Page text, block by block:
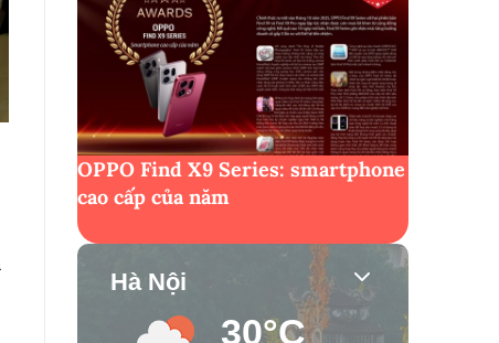
OPPO Find X9 Series: smartphone
cao cấp của năm
Hà Nội
30°C